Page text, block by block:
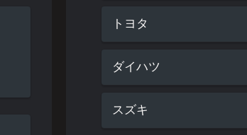
トヨタ
ダイハツ
スズキ